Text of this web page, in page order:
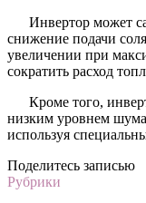
Инвертор может
снижение подачи
увеличении при
сократить расход
Кроме того,
низким уровнем
используя
Поделитесь записью
Рубрики